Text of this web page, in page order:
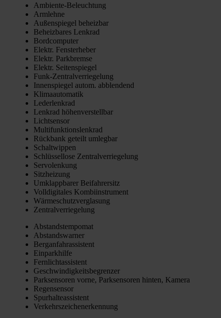
Ambi­en­te-Beleuch­tung
Arm­leh­ne
Außen­spie­gel beheiz­bar
Beheiz­ba­res Lenk­rad
Bord­com­pu­ter
Elektr. Fens­ter­he­ber
Elektr. Park­brem­se
Elektr. Sei­ten­spie­gel
Funk-Zen­tral­ver­rie­ge­lung
Innen­spie­gel autom. abblen­dend
Kli­ma­au­to­ma­tik
Leder­lenk­rad
Lenk­rad höhen­ver­stell­bar
Licht­sen­sor
Mul­ti­funk­ti­ons­lenk­rad
Rück­bank geteilt umleg­bar
Schalt­wip­pen
Schlüs­sel­lo­se Zen­tral­ver­rie­ge­lung
Ser­vo­len­kung
Sitz­hei­zung
Umklapp­ba­rer Bei­fah­rer­sitz
Voll­di­gi­ta­les Kom­bi­in­stru­ment
Wär­me­schutz­ver­gla­sung
Zen­tral­ver­rie­ge­lung
Abstands­tem­po­mat
Abstands­war­ner
Berg­an­fahr­as­sis­tent
Ein­park­hil­fe
Fern­licht­as­sis­tent
Geschwin­dig­keits­be­gren­zer
Park­sen­so­ren vor­ne, Park­sen­so­ren hin­ten, Kame­ra
Regen­sen­sor
Spur­hal­te­as­sis­tent
Ver­kehrs­zei­chen­er­ken­nung